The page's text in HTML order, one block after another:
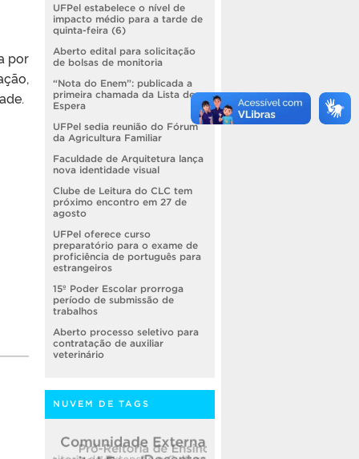
por
UFPel estabelece o nível de
impacto médio para a tarde de
quinta-feira (6)
Aberto edital para solicitação
de bolsas de monitoria
“Nota do Enem”: publicada a
primeira chamada da Lista de
Espera
UFPel sedia reunião do Fórum
da Agricultura Familiar
Faculdade de Arquitetura lança
nova identidade visual
Clube de Leitura do CLC tem
próximo encontro em 27 de
agosto
UFPel oferece curso
preparatório para o exame de
proficiência de português para
estrangeiros
15º Poder Escolar prorroga
período de submissão de
trabalhos
Aberto processo seletivo para
contratação de auxiliar
veterinário
NUVEM DE TAGS